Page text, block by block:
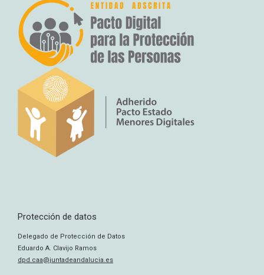
Protección de datos
Delegado de Protección de Datos
Eduardo A. Clavijo Ramos
dpd.caa@juntadeandalucia.es